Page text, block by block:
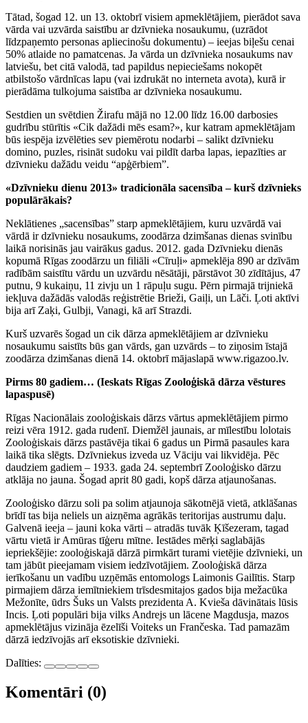
Tātad, šogad 12. un 13. oktobrī visiem apmeklētājiem, pierādot sava
vārda vai uzvārda saistību ar dzīvnieka nosaukumu, (uzrādot
līdzpaņemto personas apliecinošu dokumentu) – ieejas biļešu cenai
50% atlaide no pamatcenas. Ja vārda un dzīvnieka nosaukums nav
latviešu, bet citā valodā, tad papildus nepieciešams nokopēt
atbilstošo vārdnīcas lapu (vai izdrukāt no interneta avota), kurā ir
pierādāma tulkojuma saistība ar dzīvnieka nosaukumu.
Sestdien un svētdien Žirafu mājā no 12.00 līdz 16.00 darbosies
gudrību stūrītis «Cik dažādi mēs esam?», kur katram apmeklētājam
būs iespēja izvēlēties sev piemērotu nodarbi – salikt dzīvnieku
domino, puzles, risināt sudoku vai pildīt darba lapas, iepazīties ar
dzīvnieku dažādu veidu “apģērbiem”.
«Dzīvnieku dienu 2013» tradicionāla sacensība – kurš dzīvnieks
populārākais?
Neklātienes „sacensības” starp apmeklētājiem, kuru uzvārdā vai
vārdā ir dzīvnieku nosaukums, zoodārza dzimšanas dienas svinību
laikā norisinās jau vairākus gadus. 2012. gada Dzīvnieku dienās
kopumā Rīgas zoodārzu un filiāli «Cīruļi» apmeklēja 890 ar dzīvām
radībām saistītu vārdu un uzvārdu nēsātāji, pārstāvot 30 zīdītājus, 47
putnu, 9 kukaiņu, 11 zivju un 1 rāpuļu sugu. Pērn pirmajā trijniekā
iekļuva dažādās valodās reģistrētie Brieži, Gaiļi, un Lāči. Ļoti aktīvi
bija arī Zaķi, Gulbji, Vanagi, kā arī Strazdi.
Kurš uzvarēs šogad un cik dārza apmeklētājiem ar dzīvnieku
nosaukumu saistīts būs gan vārds, gan uzvārds – to ziņosim īstajā
zoodārza dzimšanas dienā 14. oktobrī mājaslapā www.rigazoo.lv.
Pirms 80 gadiem… (Ieskats Rīgas Zooloģiskā dārza vēstures
lapaspusē)
Rīgas Nacionālais zooloģiskais dārzs vārtus apmeklētājiem pirmo
reizi vēra 1912. gada rudenī. Diemžēl jaunais, ar mīlestību lolotais
Zooloģiskais dārzs pastāvēja tikai 6 gadus un Pirmā pasaules kara
laikā tika slēgts. Dzīvniekus izveda uz Vāciju vai likvidēja. Pēc
daudziem gadiem – 1933. gada 24. septembrī Zooloģisko dārzu
atklāja no jauna. Šogad aprit 80 gadi, kopš dārza atjaunošanas.
Zooloģisko dārzu soli pa solim atjaunoja sākotnējā vietā, atklāšanas
brīdī tas bija neliels un aizņēma agrākās teritorijas austrumu daļu.
Galvenā ieeja – jauni koka vārti – atradās tuvāk Ķīšezeram, tagad
vārtu vietā ir Amūras tīģeru mītne. Iestādes mērķi saglabājās
iepriekšējie: zooloģiskajā dārzā pirmkārt turami vietējie dzīvnieki, un
tam jābūt pieejamam visiem iedzīvotājiem. Zooloģiskā dārza
ierīkošanu un vadību uzņēmās entomologs Laimonis Gailītis. Starp
pirmajiem dārza iemītniekiem trīsdesmitajos gados bija mežacūka
Mežonīte, ūdrs Šuks un Valsts prezidenta A. Kvieša dāvinātais lūsis
Incis. Ļoti populāri bija vilks Andrejs un lācene Magdusja, mazos
apmeklētājus vizināja ēzelīši Voiteks un Frančeska. Tad pamazām
dārzā iedzīvojās arī eksotiskie dzīvnieki.
Dalīties:
Komentāri (0)